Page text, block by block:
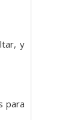
y
para